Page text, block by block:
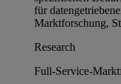
für
Marktforschung,
Research
Full-Service-